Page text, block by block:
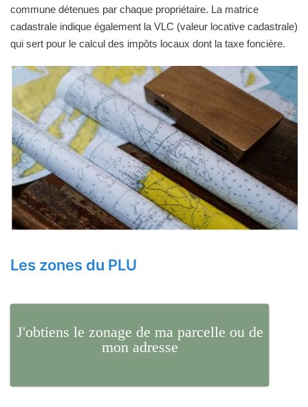
commune détenues par chaque propriétaire. La matrice
cadastrale indique également la VLC (valeur locative cadastrale)
qui sert pour le calcul des impôts locaux dont la taxe foncière.
Les zones du PLU
J'obtiens le zonage de ma parcelle ou de
mon adresse